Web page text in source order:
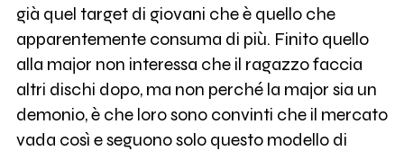
già quel target di giovani che è quello che
apparentemente consuma di più. Finito quello
alla major non interessa che il ragazzo faccia
altri dischi dopo, ma non perché la major sia un
demonio, è che loro sono convinti che il mercato
vada così e seguono solo questo modello di